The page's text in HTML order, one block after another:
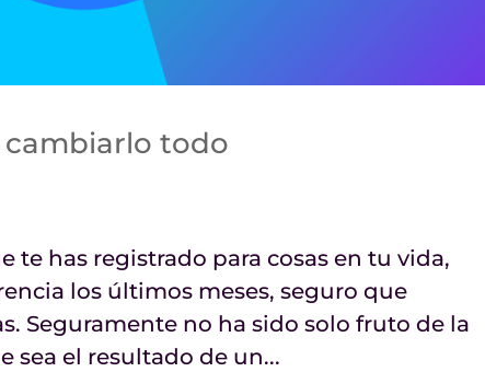
todo
te has registrado para cosas en tu vida,
los últimos meses, seguro que
Seguramente no ha sido solo fruto de la
sea el resultado de un...